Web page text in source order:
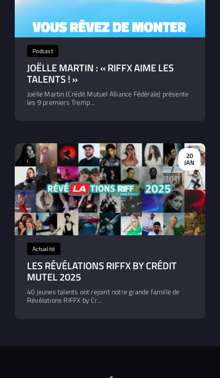
Podcast
JOËLLE MARTIN : « RIFFX AIME LES
TALENTS ! »
Joëlle Martin (Crédit Mutuel Alliance Fédérale) présente
les 9 premiers Tremp...
20
JAN
Actualité
LES RÉVÉLATIONS RIFFX BY CRÉDIT
MUTEL 2025
40 jeunes talents ont rejoint notre grande famille de
Révélations RIFFX by Cr...